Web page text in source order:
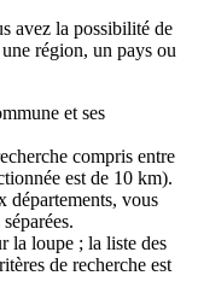
avez la possibilité de
région, un pays ou
et ses
compris entre
est de 10 km).
départements, vous
la loupe ; la liste des
de recherche est